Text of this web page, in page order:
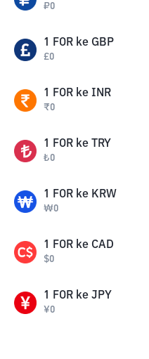
₽0
1 FOR ke GBP
£0
1 FOR ke INR
₹0
1 FOR ke TRY
₺0
1 FOR ke KRW
₩0
1 FOR ke CAD
$0
1 FOR ke JPY
¥0